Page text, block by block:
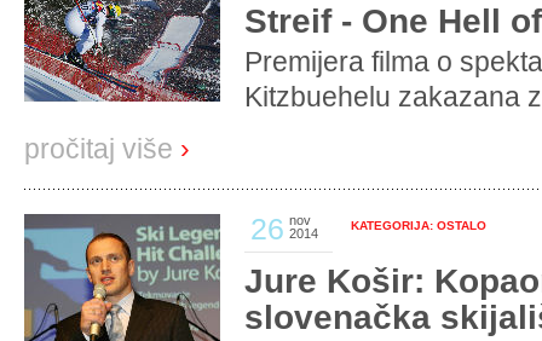
Streif - One Hell
Premijera filma o
Kitzbuehelu zakazana
pročitaj više ›
26 nov
2014
KATEGORIJA: OSTALO
Jure Košir:
slovenačka